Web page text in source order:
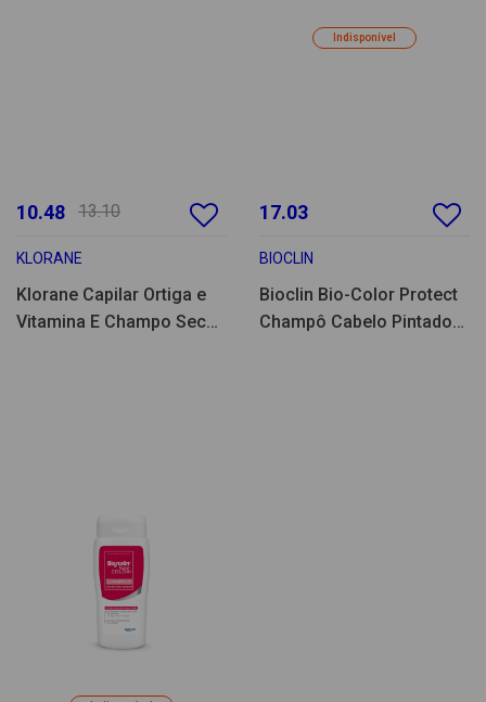
10.48 13.10
KLORANE
Klorane Capilar Ortiga e
Vitamina E Champo Seco
Indisponível
17.03
BIOCLIN
Bioclin Bio-Color Protect
Champô Cabelo Pintado